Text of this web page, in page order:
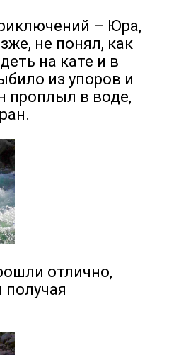
– Юра,
не понял, как
на кате и в
из упоров и
проплыл в воде,
отлично,
получая